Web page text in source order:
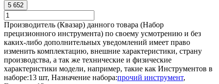
5 652
Производитель (Квазар) данного товара (Набор
прецизионного инструмента) по своему усмотрению и без
каких-либо дополнительных уведомлений имеет право
изменить комплектацию, внешние характеристики, страну
производства, а так же технические и физические
характеристики модели, например, такие как Инструментов в
наборе:13 шт, Назначение набора:прочий инструмент,